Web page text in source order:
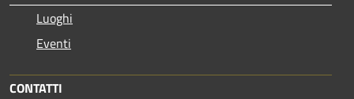
Luoghi
Eventi
CONTATTI